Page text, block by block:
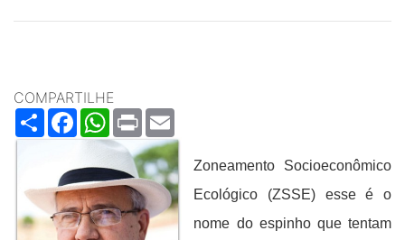
COMPARTILHE
ShareFacebookWhatsApp
Print
Zoneamento Socioeconômico
Ecológico (ZSSE) esse é o
nome do espinho que tentam